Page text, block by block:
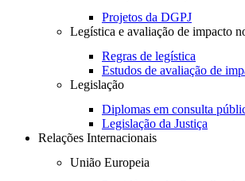
Projetos da DGPJ
Legística e avaliação de impacto
Regras de legística
Estudos de avaliação de
Legislação
Diplomas em consulta
Legislação da Justiça
Relações Internacionais
União Europeia